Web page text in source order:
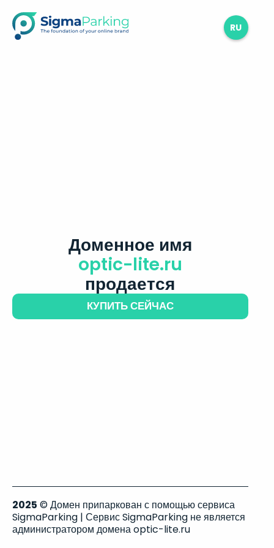
RU
Доменное имя
optic-lite.ru
продается
КУПИТЬ СЕЙЧАС
2025 © Домен припаркован с помощью сервиса
SigmaParking | Сервис SigmaParking не является
администратором домена optic-lite.ru